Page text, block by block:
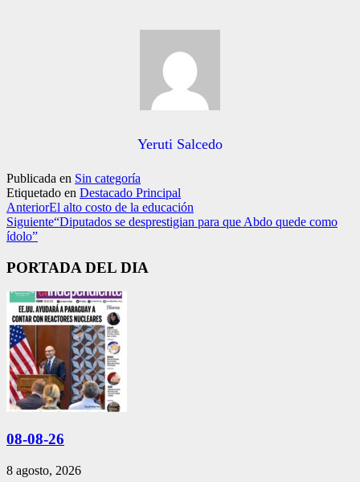
Yeruti Salcedo
Publicada en Sin categoría
Etiquetado en Destacado Principal
AnteriorEl alto costo de la educación
Siguiente“Diputados se desprestigian para que Abdo quede como
ídolo”
PORTADA DEL DIA
08-08-26
8 agosto, 2026